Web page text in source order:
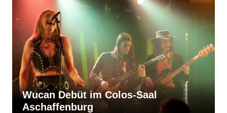
Wucan Debüt im Colos-Saal
Aschaffenburg